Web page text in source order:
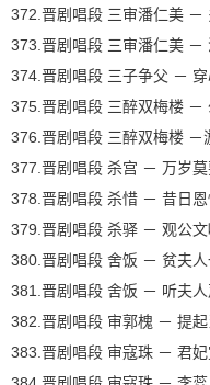
372.晋剧唱段 三审潘仁美
373.晋剧唱段 三审潘仁美
374.晋剧唱段 三子争父 －
375.晋剧唱段 三醉双梅楼
376.晋剧唱段 三醉双梅楼
377.晋剧唱段 杀宫 － 万岁
378.晋剧唱段 杀惜 － 昔日
379.晋剧唱段 杀驿 － 观公
380.晋剧唱段 舍饭 － 贫夫
381.晋剧唱段 舍饭 － 听夫
382.晋剧唱段 审郭槐 － 提
383.晋剧唱段 审寇珠 － 君